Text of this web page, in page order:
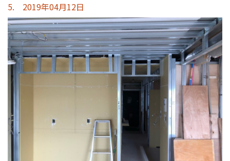
5. 2019年04月12日